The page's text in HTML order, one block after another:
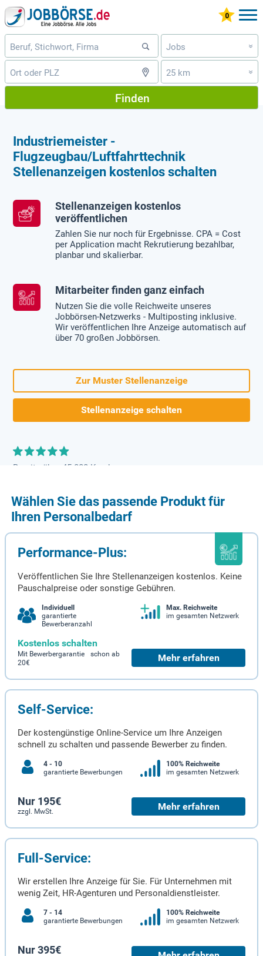
Jobs »
25 km »
Finden
Industriemeister -
Flugzeugbau/Luftfahrttechnik
Stellenanzeigen kostenlos schalten
Stellenanzeigen kostenlos
veröffentlichen
Zahlen Sie nur noch für Ergebnisse. CPA = Cost
per Application macht Rekrutierung bezahlbar,
planbar und skalierbar.
Mitarbeiter finden ganz einfach
Nutzen Sie die volle Reichweite unseres
Jobbörsen-Netzwerks - Multiposting inklusive.
Wir veröffentlichen Ihre Anzeige automatisch auf
über 70 großen Jobbörsen.
Zur Muster Stellenanzeige
Stellenanzeige schalten
Bereits über 45.000 Kunden
Wählen Sie das passende Produkt für
Ihren Personalbedarf
Performance-Plus:
Veröffentlichen Sie Ihre Stellenanzeigen kostenlos. Keine
Pauschalpreise oder sonstige Gebühren.
Individuell
garantierte
Bewerberanzahl
Max. Reichweite
im gesamten Netzwerk
Kostenlos schalten
Mit Bewerbergarantie schon ab
20€
Mehr erfahren
Self-Service:
Der kostengünstige Online-Service um Ihre Anzeigen
schnell zu schalten und passende Bewerber zu finden.
4 - 10
garantierte Bewerbungen
100% Reichweite
im gesamten Netzwerk
Nur 195€
zzgl. MwSt. Mehr erfahren
Full-Service:
Wir erstellen Ihre Anzeige für Sie. Für Unternehmen mit
wenig Zeit, HR-Agenturen und Personaldienstleister.
7 - 14
garantierte Bewerbungen
100% Reichweite
im gesamten Netzwerk
Nur 395€